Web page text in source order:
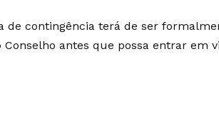
de contingência terá de ser
antes que possa entrar em